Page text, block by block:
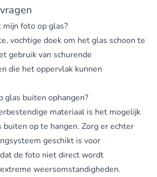
foto op glas?
vochtige doek om het glas schoon te
gebruik van schurende
die het oppervlak kunnen
glas buiten ophangen?
materiaal is het mogelijk
op te hangen. Zorg er echter
geschikt is voor
de foto niet direct wordt
weersomstandigheden.